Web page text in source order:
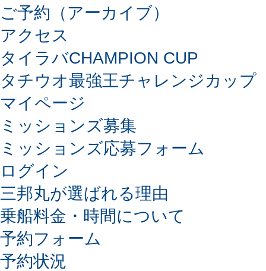
ご予約（アーカイブ）
アクセス
タイラバCHAMPION CUP
タチウオ最強王チャレンジカップ
マイページ
ミッションズ募集
ミッションズ応募フォーム
ログイン
三邦丸が選ばれる理由
乗船料金・時間について
予約フォーム
予約状況